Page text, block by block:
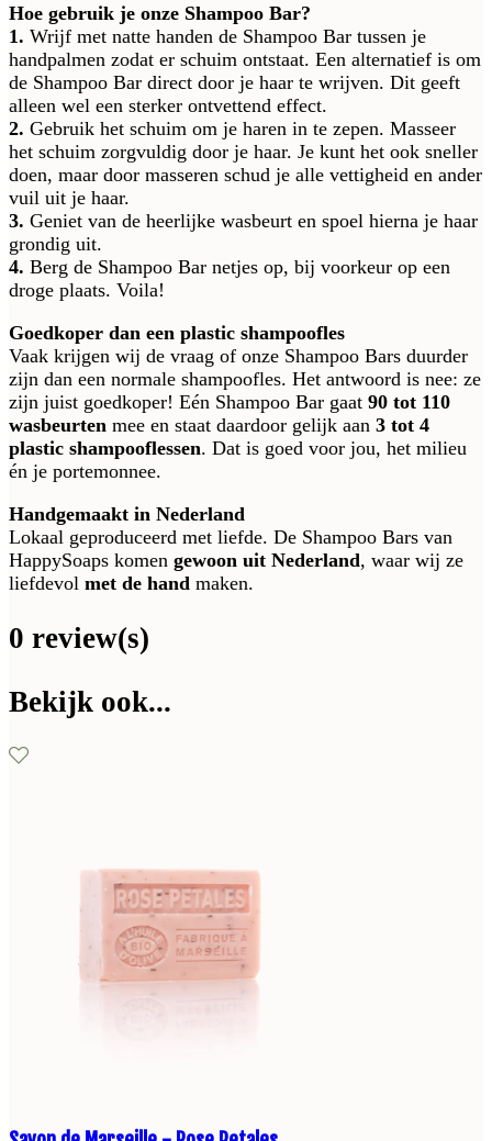
Hoe gebruik je onze Shampoo Bar?
1. Wrijf met natte handen de Shampoo Bar tussen je
handpalmen zodat er schuim ontstaat. Een alternatief is om
de Shampoo Bar direct door je haar te wrijven. Dit geeft
alleen wel een sterker ontvettend effect.
2. Gebruik het schuim om je haren in te zepen. Masseer
het schuim zorgvuldig door je haar. Je kunt het ook sneller
doen, maar door masseren schud je alle vettigheid en ander
vuil uit je haar.
3. Geniet van de heerlijke wasbeurt en spoel hierna je haar
grondig uit.
4. Berg de Shampoo Bar netjes op, bij voorkeur op een
droge plaats. Voila!
Goedkoper dan een plastic shampoofles
Vaak krijgen wij de vraag of onze Shampoo Bars duurder
zijn dan een normale shampoofles. Het antwoord is nee: ze
zijn juist goedkoper! Eén Shampoo Bar gaat 90 tot 110
wasbeurten mee en staat daardoor gelijk aan 3 tot 4
plastic shampooflessen. Dat is goed voor jou, het milieu
én je portemonnee.
Handgemaakt in Nederland
Lokaal geproduceerd met liefde. De Shampoo Bars van
HappySoaps komen gewoon uit Nederland, waar wij ze
liefdevol met de hand maken.
0 review(s)
Bekijk ook...